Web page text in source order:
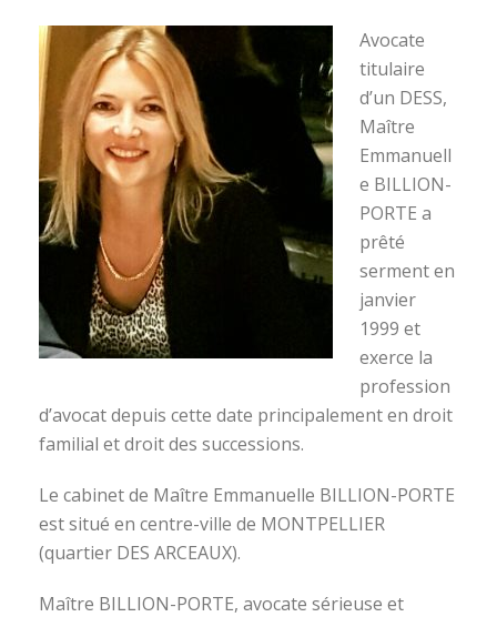
Avocate
titulaire
d’un DESS,
Maître
Emmanuell
e BILLION-
PORTE a
prêté
serment en
janvier
1999 et
exerce la
profession
d’avocat depuis cette date principalement en droit
familial et droit des successions.
Le cabinet de Maître Emmanuelle BILLION-PORTE
est situé en centre-ville de MONTPELLIER
(quartier DES ARCEAUX).
Maître BILLION-PORTE, avocate sérieuse et